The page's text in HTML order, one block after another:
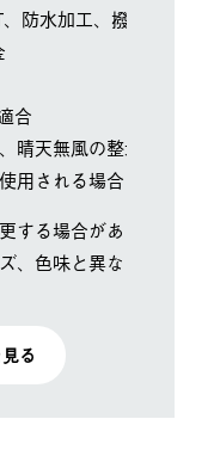
、防水加工、撥水加工
合
晴天無風の整地された
用される場合は、状況
る場合があります。
色味と異なる場合が
る